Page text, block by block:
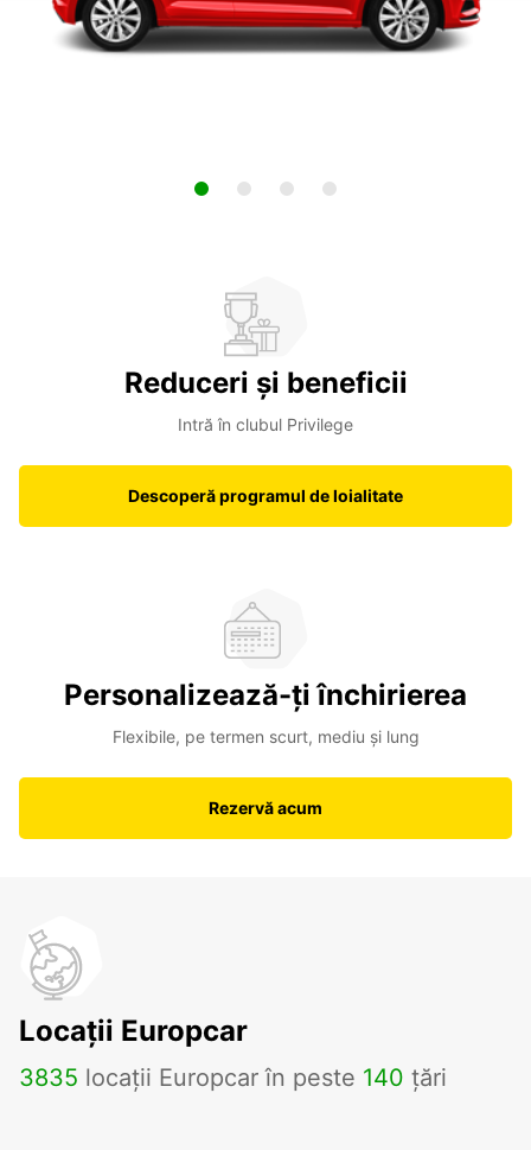
Reduceri și beneficii
Intră în clubul Privilege
Descoperă programul de loialitate
Personalizează-ți închirierea
Flexibile, pe termen scurt, mediu și lung
Rezervă acum
Locații Europcar
3835 locații Europcar în peste 140 țări